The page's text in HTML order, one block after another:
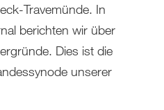
Travemünde. In
berichten wir über
Dies ist die
unserer